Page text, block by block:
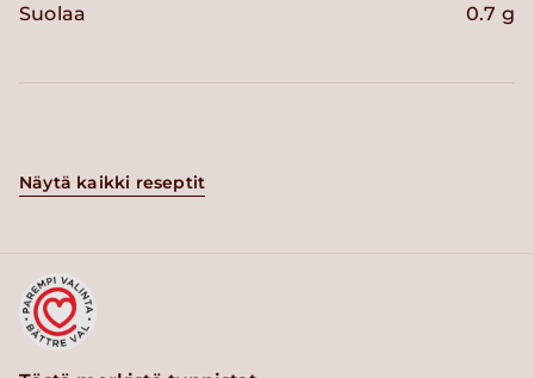
Suolaa 0.7 g
Näytä kaikki reseptit